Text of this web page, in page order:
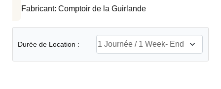
Fabricant: Comptoir de la Guirlande
Durée de Location :